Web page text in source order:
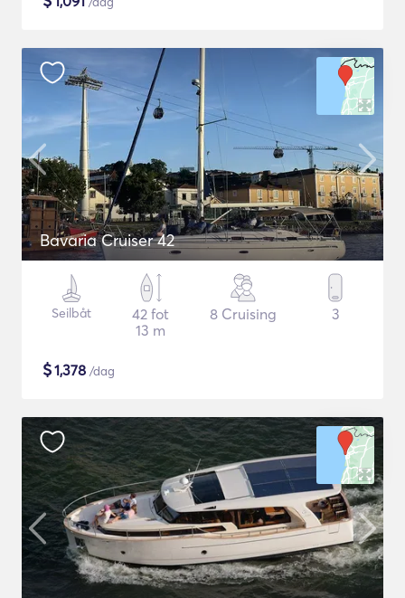
Bavaria Cruiser 42
Seilbåt
42 fot
13 m
8 Cruising 3
$1,378 /dag